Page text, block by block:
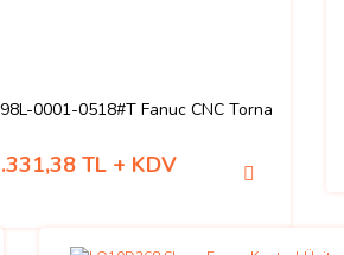
0001-0518#T Fanuc CNC Torna
TL + KDV